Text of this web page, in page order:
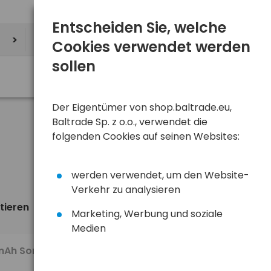
standardmäßig Ansicht
Sony
Entscheiden Sie, welche
Cookies verwendet werden
sollen
Der Eigentümer von shop.baltrade.eu,
Baltrade Sp. z o.o., verwendet die
folgenden Cookies auf seinen Websites:
werden verwendet, um den Website-
Verkehr zu analysieren
Marketing, Werbung und soziale
Medien